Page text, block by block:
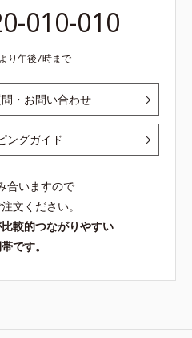
010-010
り午後7時まで
・お問い合わせ
ングガイド
合いますので
文ください。
較的つながりやすい
です。